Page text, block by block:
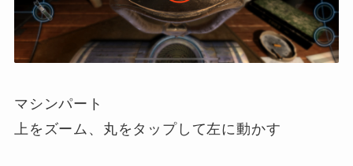
マシンパート
上をズーム、丸をタップして左に動かす